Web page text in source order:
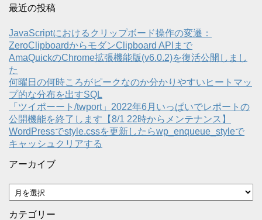
最近の投稿
JavaScriptにおけるクリップボード操作の変遷：
ZeroClipboardからモダンClipboard APIまで
AmaQuickのChrome拡張機能版(v6.0.2)を復活公開しまし
た
何曜日の何時ころがピークなのか分かりやすいヒートマッ
プ的な分布を出すSQL
「ツイポーート/twport」2022年6月いっぱいでレポートの
公開機能を終了します【8/1 22時からメンテナンス】
WordPressでstyle.cssを更新したらwp_enqueue_styleで
キャッシュクリアする
アーカイブ
ア
ー
カ
カテゴリー